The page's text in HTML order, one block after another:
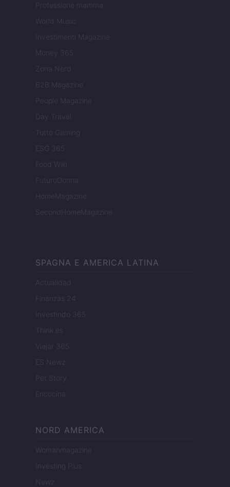
Professione mamma
World Music
Investimenti Magazine
Money 365
Zona Nerd
B2B Magazine
People Magazine
Day Travel
Tutto Gaming
ESG 365
Food Wiki
FuturoDonna
HomeMagazine
SecondHomeMagazine
SPAGNA E AMERICA LATINA
Actualidad
Finanzas 24
Investindo 365
Think.es
Viajar 365
ES Newz
Pet Story
Encocina
NORD AMERICA
Womanmagazine
Investing Plus
Newz